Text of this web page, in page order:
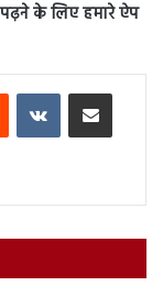
के लिए हमारे ऐप
Reddit VKontakteShare via Email